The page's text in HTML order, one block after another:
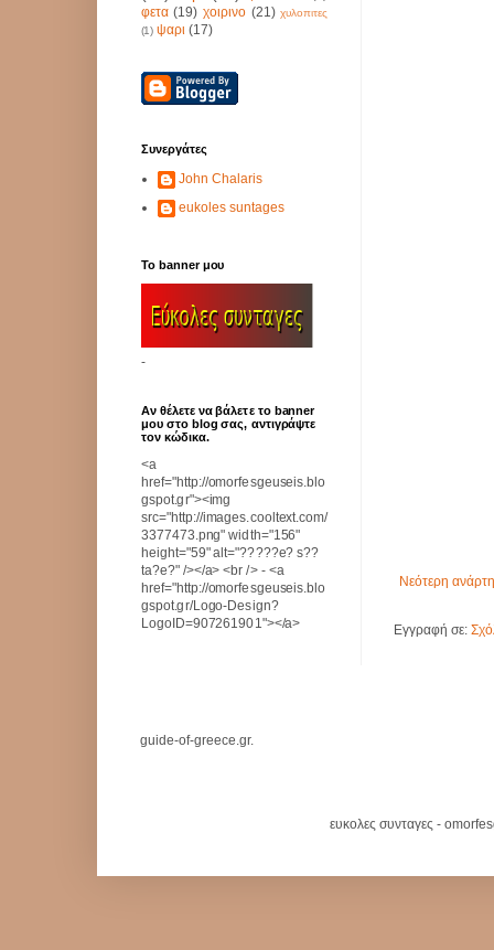
Νεότερη
Εγγραφή σε:
φετα (19) χοιρινο (21) χυλοπιτες
(1) ψαρι (17)
Συνεργάτες
John Chalaris
eukoles suntages
Το banner μου
-
Αν θέλετε να βάλετε το banner
μου στο blog σας, αντιγράψτε
τον κώδικα.
<a
href="http://omorfesgeuseis.blo
gspot.gr"><img
src="http://images.cooltext.com/
3377473.png" width="156"
height="59" alt="?????e? s??
ta?e?" /></a> <br /> - <a
href="http://omorfesgeuseis.blo
gspot.gr/Logo-Design?
LogoID=907261901"></a>
guide-of-greece.gr.
ευκολες συνταγες -